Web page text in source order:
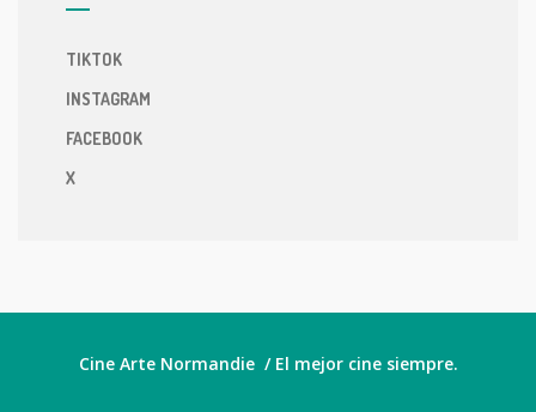
TIKTOK
INSTAGRAM
FACEBOOK
X
Cine Arte Normandie / El mejor cine siempre.